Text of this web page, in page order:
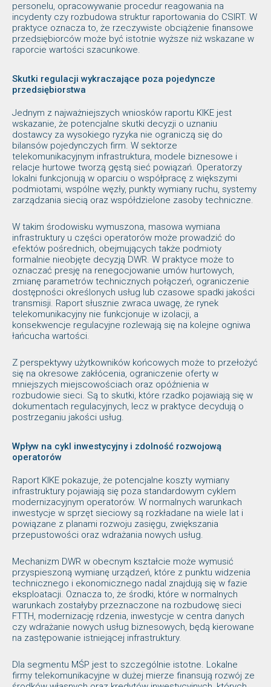
personelu, opracowywanie procedur reagowania na
incydenty czy rozbudowa struktur raportowania do CSIRT. W
praktyce oznacza to, że rzeczywiste obciążenie finansowe
przedsiębiorców może być istotnie wyższe niż wskazane w
raporcie wartości szacunkowe.
Skutki regulacji wykraczające poza pojedyncze
przedsiębiorstwa
Jednym z najważniejszych wniosków raportu KIKE jest
wskazanie, że potencjalne skutki decyzji o uznaniu
dostawcy za wysokiego ryzyka nie ograniczą się do
bilansów pojedynczych firm. W sektorze
telekomunikacyjnym infrastruktura, modele biznesowe i
relacje hurtowe tworzą gęstą sieć powiązań. Operatorzy
lokalni funkcjonują w oparciu o współpracę z większymi
podmiotami, wspólne węzły, punkty wymiany ruchu, systemy
zarządzania siecią oraz współdzielone zasoby techniczne.
W takim środowisku wymuszona, masowa wymiana
infrastruktury u części operatorów może prowadzić do
efektów pośrednich, obejmujących także podmioty
formalnie nieobjęte decyzją DWR. W praktyce może to
oznaczać presję na renegocjowanie umów hurtowych,
zmianę parametrów technicznych połączeń, ograniczenie
dostępności określonych usług lub czasowe spadki jakości
transmisji. Raport słusznie zwraca uwagę, że rynek
telekomunikacyjny nie funkcjonuje w izolacji, a
konsekwencje regulacyjne rozlewają się na kolejne ogniwa
łańcucha wartości.
Z perspektywy użytkowników końcowych może to przełożyć
się na okresowe zakłócenia, ograniczenie oferty w
mniejszych miejscowościach oraz opóźnienia w
rozbudowie sieci. Są to skutki, które rzadko pojawiają się w
dokumentach regulacyjnych, lecz w praktyce decydują o
postrzeganiu jakości usług.
Wpływ na cykl inwestycyjny i zdolność rozwojową
operatorów
Raport KIKE pokazuje, że potencjalne koszty wymiany
infrastruktury pojawiają się poza standardowym cyklem
modernizacyjnym operatorów. W normalnych warunkach
inwestycje w sprzęt sieciowy są rozkładane na wiele lat i
powiązane z planami rozwoju zasięgu, zwiększania
przepustowości oraz wdrażania nowych usług.
Mechanizm DWR w obecnym kształcie może wymusić
przyspieszoną wymianę urządzeń, które z punktu widzenia
technicznego i ekonomicznego nadal znajdują się w fazie
eksploatacji. Oznacza to, że środki, które w normalnych
warunkach zostałyby przeznaczone na rozbudowę sieci
FTTH, modernizację rdzenia, inwestycje w centra danych
czy wdrażanie nowych usług biznesowych, będą kierowane
na zastępowanie istniejącej infrastruktury.
Dla segmentu MŚP jest to szczególnie istotne. Lokalne
firmy telekomunikacyjne w dużej mierze finansują rozwój ze